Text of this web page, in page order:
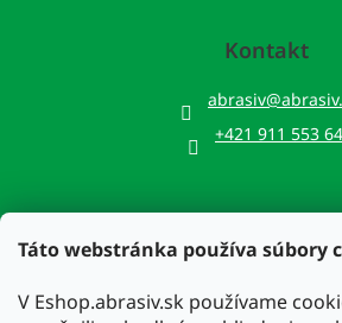
Táto webstránka používa súbory
V Eshop.abrasiv.sk používame
Kontakt
abrasiv@
+421 911 553
Prijímame online